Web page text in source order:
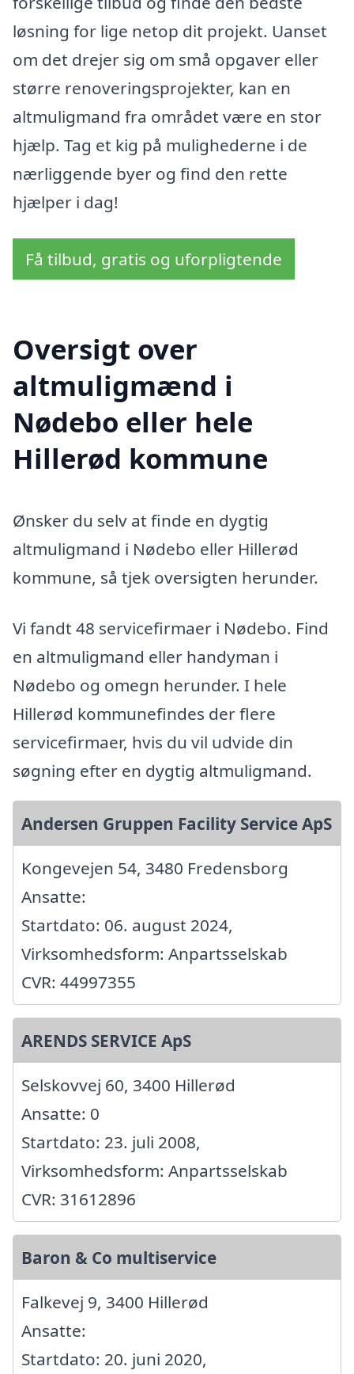
løsning for lige netop dit projekt. Uanset
om det drejer sig om små opgaver eller
større renoveringsprojekter, kan en
altmuligmand fra området være en stor
hjælp. Tag et kig på mulighederne i de
nærliggende byer og find den rette
hjælper i dag!
Få tilbud, gratis og uforpligtende
Oversigt over
altmuligmænd i
Nødebo eller hele
Hillerød kommune
Ønsker du selv at finde en dygtig
altmuligmand i Nødebo eller Hillerød
kommune, så tjek oversigten herunder.
Vi fandt 48 servicefirmaer i Nødebo. Find
en altmuligmand eller handyman i
Nødebo og omegn herunder. I hele
Hillerød kommunefindes der flere
servicefirmaer, hvis du vil udvide din
søgning efter en dygtig altmuligmand.
Andersen Gruppen Facility Service ApS
Kongevejen 54, 3480 Fredensborg
Ansatte:
Startdato: 06. august 2024,
Virksomhedsform: Anpartsselskab
CVR: 44997355
ARENDS SERVICE ApS
Selskovvej 60, 3400 Hillerød
Ansatte: 0
Startdato: 23. juli 2008,
Virksomhedsform: Anpartsselskab
CVR: 31612896
Baron & Co multiservice
Falkevej 9, 3400 Hillerød
Ansatte:
Startdato: 20. juni 2020,